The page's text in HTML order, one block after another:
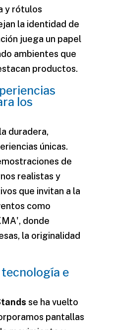
y rótulos
la identidad de
juega un papel
ambientes que
productos.
los
duradera,
únicas.
de
realistas y
que invitan a la
como
donde
la originalidad
e
se ha vuelto
pantallas